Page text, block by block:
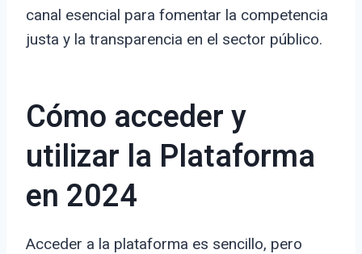
canal esencial para fomentar la competencia
justa y la transparencia en el sector público.
Cómo acceder y
utilizar la Plataforma
en 2024
Acceder a la plataforma es sencillo, pero